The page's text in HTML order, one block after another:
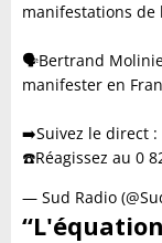
manifestations de
🗣️Bertrand
manifester en
➡️Suivez le direct :
☎️Réagissez au 0
— Sud Radio